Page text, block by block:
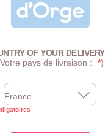
24 Mois
AU
Ajouter à la
OF YOUR
pays de livraison :
*)